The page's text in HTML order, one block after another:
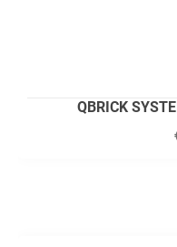
QBRICK